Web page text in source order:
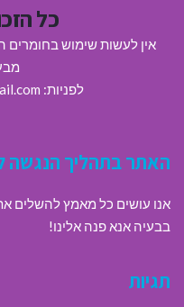
כל
אין לעשות שימוש
לפניות: Avihai.ZoomAt@gmail.com
האתר בתהליך הנגשה
אנו עושים כל מאמץ להשלים
בבעיה אנא פנה אלינו!
תגיות